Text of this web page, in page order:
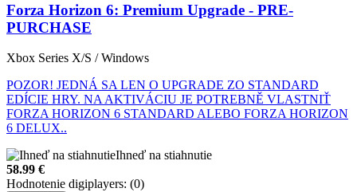
Forza Horizon 6: Premium Upgrade - PRE-
PURCHASE
Xbox Series X/S / Windows
POZOR! JEDNÁ SA LEN O UPGRADE ZO STANDARD
EDÍCIE HRY. NA AKTIVÁCIU JE POTREBNĚ VLASTNIŤ
FORZA HORIZON 6 STANDARD ALEBO FORZA HORIZON
6 DELUX..
Ihneď na stiahnutie
58.99 €
Hodnotenie digiplayers: (0)